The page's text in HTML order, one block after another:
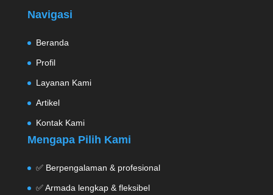
Navigasi
Beranda
Profil
Layanan Kami
Artikel
Kontak Kami
Mengapa Pilih Kami
✅ Berpengalaman & profesional
✅ Armada lengkap & fleksibel